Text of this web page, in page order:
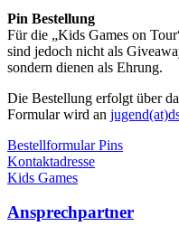
Pin Bestellung
Für die „Kids Games on
sind jedoch nicht als
sondern dienen als Ehrung.
Die Bestellung erfolgt über
Formular wird an
Bestellformular Pins
Kontaktadresse
Kids Games
Ansprechpartner